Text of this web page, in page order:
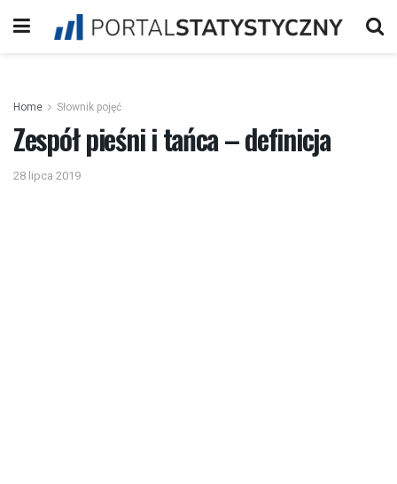
Home Słownik pojęć
Zespół pieśni i tańca – definicja
28 lipca 2019